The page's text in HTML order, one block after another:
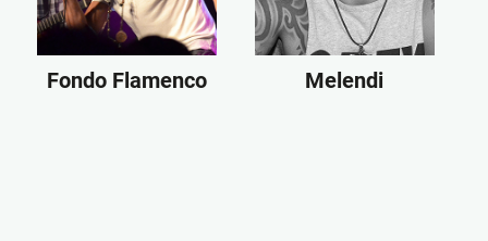
Fondo Flamenco Melendi